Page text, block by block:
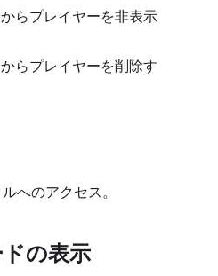
らプレイヤーを非表示
らプレイヤーを削除す
へのアクセス。
の表示